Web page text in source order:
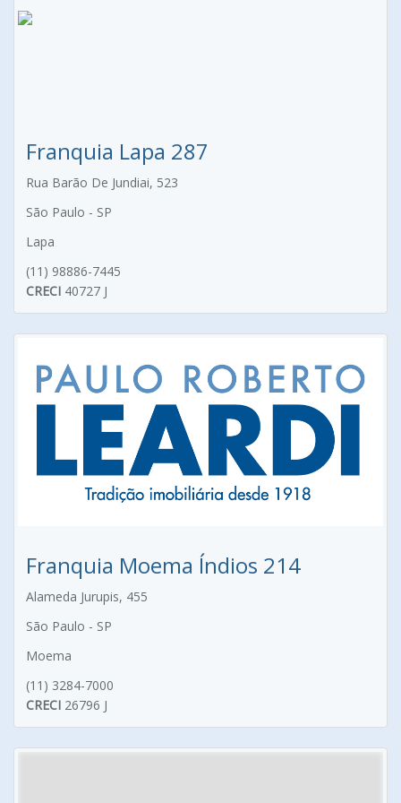
Franquia Lapa 287
Rua Barão De Jundiai, 523
São Paulo - SP
Lapa
(11) 98886-7445
CRECI 40727 J
Franquia Moema Índios 214
Alameda Jurupis, 455
São Paulo - SP
Moema
(11) 3284-7000
CRECI 26796 J